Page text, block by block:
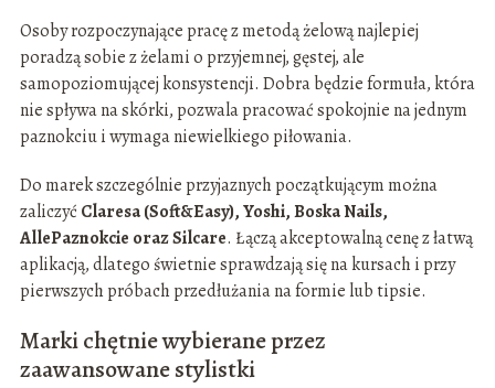
Osoby rozpoczynające pracę z metodą żelową najlepiej
poradzą sobie z żelami o przyjemnej, gęstej, ale
samopoziomującej konsystencji. Dobra będzie formuła, która
nie spływa na skórki, pozwala pracować spokojnie na jednym
paznokciu i wymaga niewielkiego piłowania.
Do marek szczególnie przyjaznych początkującym można
zaliczyć Claresa (Soft&Easy), Yoshi, Boska Nails,
AllePaznokcie oraz Silcare. Łączą akceptowalną cenę z łatwą
aplikacją, dlatego świetnie sprawdzają się na kursach i przy
pierwszych próbach przedłużania na formie lub tipsie.
Marki chętnie wybierane przez
zaawansowane stylistki